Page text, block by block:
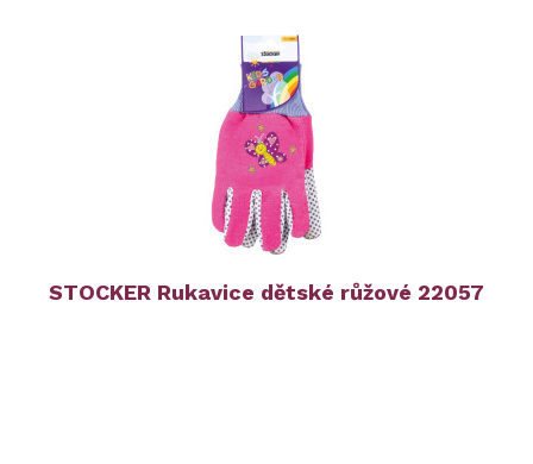
STOCKER Rukavice dětské růžové 22057